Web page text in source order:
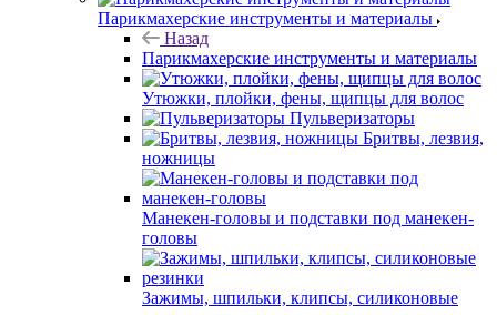
Парикмахерские инструменты и материалы
Назад
Парикмахерские инструменты и материалы
Утюжки, плойки, фены, щипцы для волос
Пульверизаторы
Бритвы, лезвия,
ножницы
Манекен-головы и подставки под манекен-
головы
Зажимы, шпильки, клипсы, силиконовые